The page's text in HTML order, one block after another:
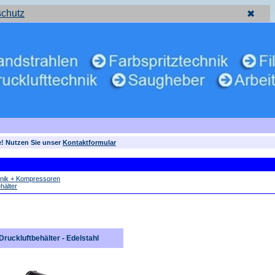
✖
Nutzen Sie unserKontaktformular
+ Kompressoren
- Edelstahl